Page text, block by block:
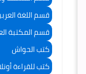
قسم اللغة
قسم المكتبة
كتب الحواش
كتب للقراءة